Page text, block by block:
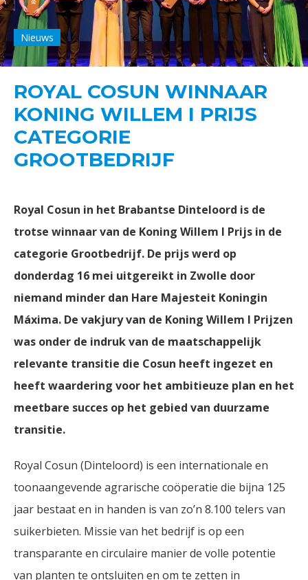
Nieuws
ROYAL COSUN WINNAAR
KONING WILLEM I PRIJS
CATEGORIE
GROOTBEDRIJF
Royal Cosun in het Brabantse Dinteloord is de
trotse winnaar van de Koning Willem I Prijs in de
categorie Grootbedrijf. De prijs werd op
donderdag 16 mei uitgereikt in Zwolle door
niemand minder dan Hare Majesteit Koningin
Máxima. De vakjury van de Koning Willem I Prijzen
was onder de indruk van de maatschappelijk
relevante transitie die Cosun heeft ingezet en
heeft waardering voor het ambitieuze plan en het
meetbare succes op het gebied van duurzame
transitie.
Royal Cosun (Dinteloord) is een internationale en
toonaangevende agrarische coöperatie die bijna 125
jaar bestaat en in handen is van zo’n 8.100 telers van
suikerbieten. Missie van het bedrijf is op een
transparante en circulaire manier de volle potentie
van planten te ontsluiten en om te zetten in